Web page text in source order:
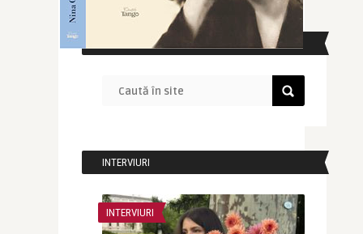
CAUTĂ ÎN SITE
INTERVIURI
INTERVIURI